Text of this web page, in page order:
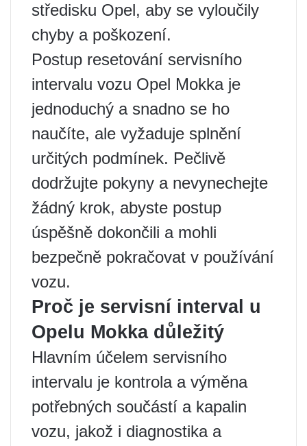
středisku Opel, aby se vyloučily
chyby a poškození.
Postup resetování servisního
intervalu vozu Opel Mokka je
jednoduchý a snadno se ho
naučíte, ale vyžaduje splnění
určitých podmínek. Pečlivě
dodržujte pokyny a nevynechejte
žádný krok, abyste postup
úspěšně dokončili a mohli
bezpečně pokračovat v používání
vozu.
Proč je servisní interval u
Opelu Mokka důležitý
Hlavním účelem servisního
intervalu je kontrola a výměna
potřebných součástí a kapalin
vozu, jakož i diagnostika a